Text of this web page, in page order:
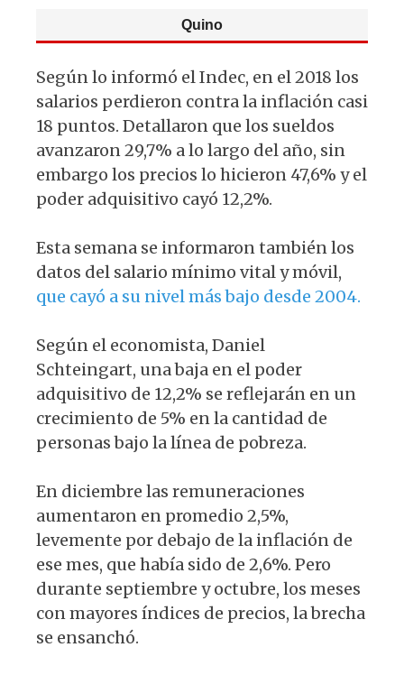
Quino
Según lo informó el Indec, en el 2018 los
salarios perdieron contra la inflación casi
18 puntos. Detallaron que los sueldos
avanzaron 29,7% a lo largo del año, sin
embargo los precios lo hicieron 47,6% y el
poder adquisitivo cayó 12,2%.
Esta semana se informaron también los
datos del salario mínimo vital y móvil,
que cayó a su nivel más bajo desde 2004.
Según el economista, Daniel
Schteingart, una baja en el poder
adquisitivo de 12,2% se reflejarán en un
crecimiento de 5% en la cantidad de
personas bajo la línea de pobreza.
En diciembre las remuneraciones
aumentaron en promedio 2,5%,
levemente por debajo de la inflación de
ese mes, que había sido de 2,6%. Pero
durante septiembre y octubre, los meses
con mayores índices de precios, la brecha
se ensanchó.